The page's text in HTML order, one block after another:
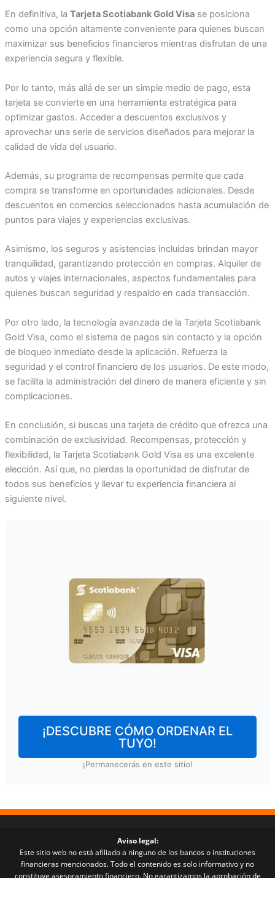
En definitiva, la Tarjeta Scotiabank Gold Visase posiciona
como una opción altamente conveniente para quienes buscan
maximizar sus beneficios financieros mientras disfrutan de una
experiencia segura y flexible.
Por lo tanto, más allá de ser un simple medio de pago, esta
tarjeta se convierte en una herramienta estratégica para
optimizar gastos. Acceder a descuentos exclusivos y
aprovechar una serie de servicios diseñados para mejorar la
calidad de vida del usuario.
Además, su programa de recompensas permite que cada
compra se transforme en oportunidades adicionales. Desde
descuentos en comercios seleccionados hasta acumulación de
puntos para viajes y experiencias exclusivas.
Asimismo, los seguros y asistencias incluidas brindan mayor
tranquilidad, garantizando protección en compras. Alquiler de
autos y viajes internacionales, aspectos fundamentales para
quienes buscan seguridad y respaldo en cada transacción.
Por otro lado, la tecnología avanzada de la Tarjeta Scotiabank
Gold Visa, como el sistema de pagos sin contacto y la opción
de bloqueo inmediato desde la aplicación. Refuerza la
seguridad y el control financiero de los usuarios. De este modo,
se facilita la administración del dinero de manera eficiente y sin
complicaciones.
En conclusión, si buscas una tarjeta de crédito que ofrezca una
combinación de exclusividad. Recompensas, protección y
flexibilidad, la Tarjeta Scotiabank Gold Visa es una excelente
elección. Así que, no pierdas la oportunidad de disfrutar de
todos sus beneficios y llevar tu experiencia financiera al
siguiente nivel.
¡DESCUBRE CÓMO ORDENAR EL
TUYO!
¡Permanecerás en este sitio!
Aviso legal:
Este sitio web no está afiliado a ninguno de los bancos o instituciones
financieras mencionados. Todo el contenido es solo informativo y no
constituye asesoramiento financiero. No garantizamos la aprobación de